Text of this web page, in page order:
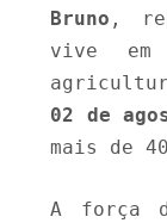
Bruno ,
vive
02 de
mais de
A força